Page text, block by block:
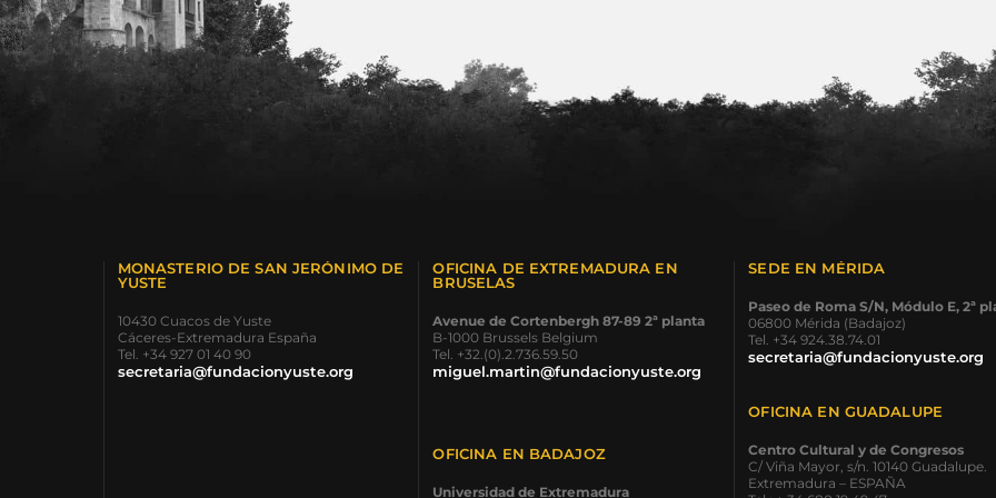
MONASTERIO DE SAN JERÓNIMO DE
YUSTE
10430 Cuacos de Yuste
Cáceres-Extremadura España
Tel. +34 927 01 40 90
secretaria@fundacionyuste.org
OFICINA DE EXTREMADURA EN
BRUSELAS
Avenue de Cortenbergh 87-89 2ª planta
B-1000 Brussels Belgium
Tel. +32.(0).2.736.59.50
miguel.martin@fundacionyuste.org
OFICINA EN BADAJOZ
Universidad de Extremadura
SEDE EN MÉRIDA
Paseo de Roma S/N, Módulo E, 2ª
06800 Mérida (Badajoz)
Tel. +34 924.38.74.01
secretaria@fundacionyuste.org
OFICINA EN GUADALUPE
Centro Cultural y de Congresos
C/ Viña Mayor, s/n. 10140 Guadalupe.
Extremadura – ESPAÑA